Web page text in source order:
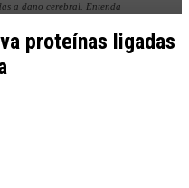
a dano cerebral. Entenda
proteínas ligadas